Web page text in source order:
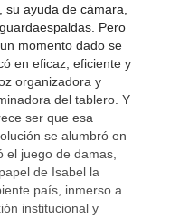
su ayuda de cámara,
Pero
momento dado se
en eficaz, eficiente y
organizadora y
del tablero. Y
ser que esa
se alumbró en
el juego de damas,
de Isabel la
país, inmerso a
institucional y